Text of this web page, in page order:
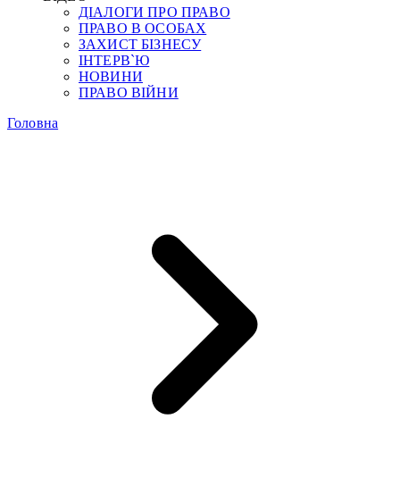
ДІАЛОГИ ПРО ПРАВО
ПРАВО В ОСОБАХ
ЗАХИСТ БІЗНЕСУ
ІНТЕРВ`Ю
НОВИНИ
ПРАВО ВІЙНИ
Головна